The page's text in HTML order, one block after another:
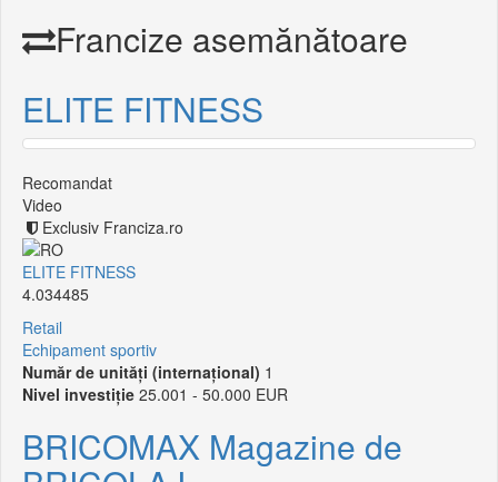
Francize asemănătoare
ELITE FITNESS
Recomandat
Video
Exclusiv Franciza.ro
ELITE FITNESS
4.034485
Retail
Echipament sportiv
Număr de unități (internațional) 1
Nivel investiție 25.001 - 50.000 EUR
BRICOMAX Magazine de